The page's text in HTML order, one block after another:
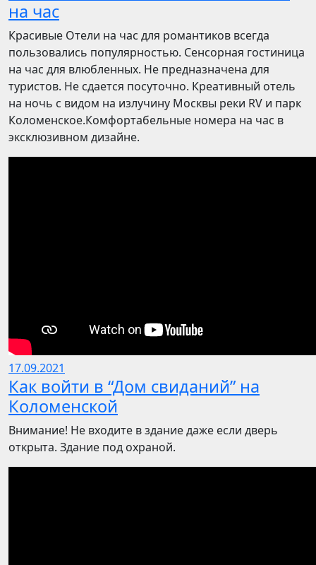
на час
Красивые Отели на час для романтиков всегда
пользовались популярностью. Сенсорная гостиница
на час для влюбленных. Не предназначена для
туристов. Не сдается посуточно. Креативный отель
на ночь с видом на излучину Москвы реки RV и парк
Коломенское.Комфортабельные номера на час в
эксклюзивном дизайне.
17.09.2021
Как войти в “Дом свиданий” на
Коломенской
Внимание! Не входите в здание даже если дверь
открыта. Здание под охраной.